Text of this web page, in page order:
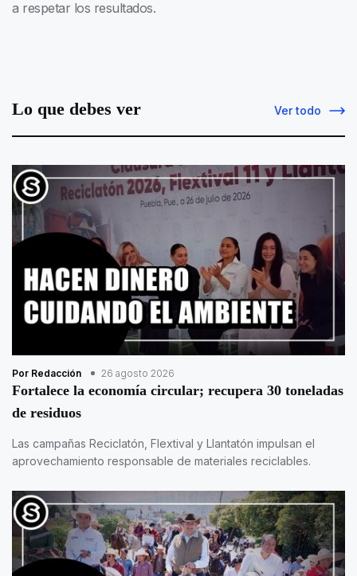
a respetar los resultados.
Lo que debes ver Ver todo
Por Redacción 26 agosto 2026
Fortalece la economía circular; recupera 30 toneladas
de residuos
Las campañas Reciclatón, Flextival y Llantatón impulsan el
aprovechamiento responsable de materiales reciclables.